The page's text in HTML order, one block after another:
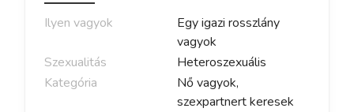
Ilyen vagyok
Egy igazi rosszlány
vagyok
Szexualitás
Heteroszexuális
Kategória
Nő vagyok,
szexpartnert keresek